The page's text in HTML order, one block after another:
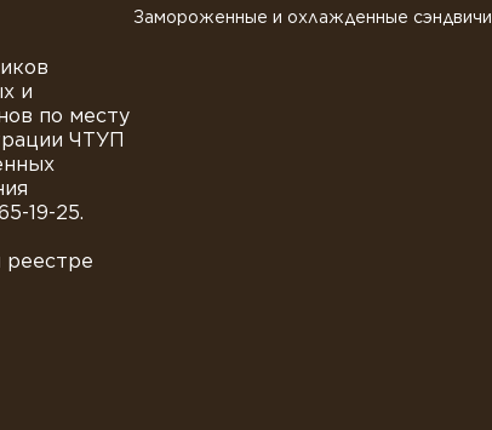
и
по месту
ЧТУП
19-25.
реестре
Замороженные и охлажденные сэндвичи